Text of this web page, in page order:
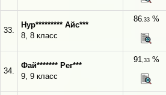
33.
Нур********* Айс***
8, 8 класс
86,33%
34.
Фай******* Рег***
9, 9 класс
91,33%